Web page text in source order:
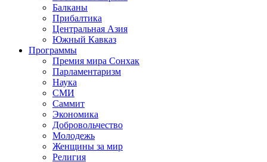
Балканы
Прибалтика
Центральная Азия
Южный Кавказ
Программы
Премия мира Сонхак
Парламентаризм
Наука
СМИ
Саммит
Экономика
Добровольчество
Молодежь
Женщины за мир
Религия